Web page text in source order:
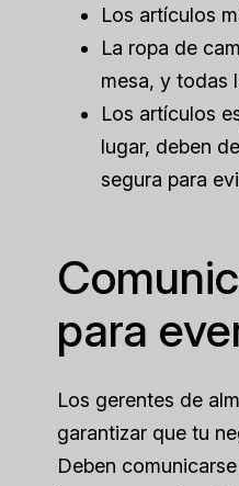
Los artículos
La ropa de
mesa, y todas
Los artículos
lugar, deben
segura para
para
Los gerentes de
garantizar que tu
Deben